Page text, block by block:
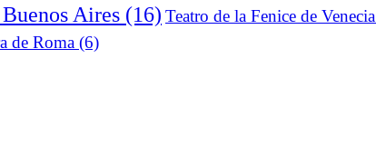
Aires (16) Teatro de la Fenice de Venecia
de Roma (6)